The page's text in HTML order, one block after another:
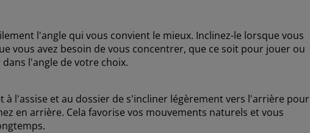
l'angle qui vous convient le mieux. Inclinez-le lorsque vous
vous avez besoin de vous concentrer, que ce soit pour jouer ou
l'angle de votre choix.
l'assise et au dossier de s'incliner légèrement vers l'arrière pour
en arrière. Cela favorise vos mouvements naturels et vous